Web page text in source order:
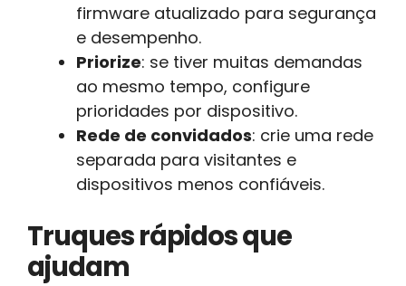
firmware atualizado para segurança
e desempenho.
Priorize: se tiver muitas demandas
ao mesmo tempo, configure
prioridades por dispositivo.
Rede de convidados: crie uma rede
separada para visitantes e
dispositivos menos confiáveis.
Truques rápidos que
ajudam